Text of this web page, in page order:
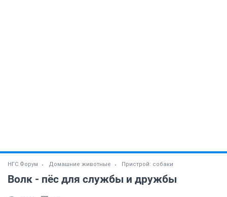
НГС.Форум Домашние животные Пристрой: собаки
Волк - пёс для службы и дружбы